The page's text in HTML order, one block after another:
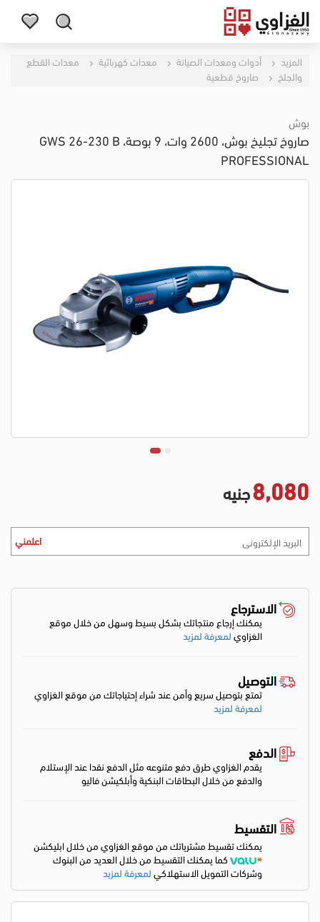
المزيد أدوات ومعدات الصيانة معدات كهربائية
معدات القطع
والجلخ
صاروخ قطعية
بوش
صاروخ تجليخ بوش، 2600 وات، 9 بوصة، GWS 26-230 B
PROFESSIONAL
8,080جنيه
اعلمني
الاسترجاع
يمكنك إرجاع منتجاتك بشكل بسيط وسهل من خلال موقع
الغزاويلمعرفة لمزيد
التوصيل
تمتع بتوصيل سريع وأمن عند شراء إحتياجاتك من موقع الغزاوي
لمعرفة لمزيد
الدفع
يقدم الغزاوي طرق دفع متنوعه مثل الدفع نقدا عند الإستلام
والدفع من خلال البطاقات البنكية وأبلكيشن فاليو
التقسيط
يمكنك تقسيط مشترياتك من موقع الغزاوي من خلال ابليكشن
كما يمكنك التقسيط من خلال العديد من البنوك
وشركات التمويل الاستهلاكيلمعرفة لمزيد